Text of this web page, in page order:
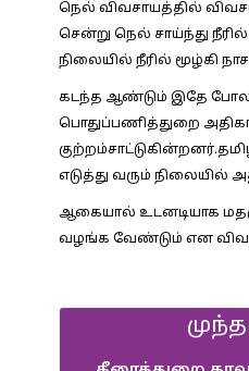
நெல் விவசாயத்தில்
சென்று நெல் சாய்ந்து
நிலையில் நீரில் மூழ்கி
கடந்த ஆண்டும் இதே போல
பொதுப்பணித்துறை
எடுத்து வரும் நிலையில்
ஆகையால் உடனடியாக
வழங்க வேண்டும் என